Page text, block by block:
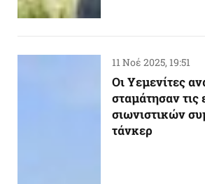
11 Νοέ 2025, 19:51
Oι Υεμενίτες
σταμάτησαν τις
σιωνιστικών
τάνκερ